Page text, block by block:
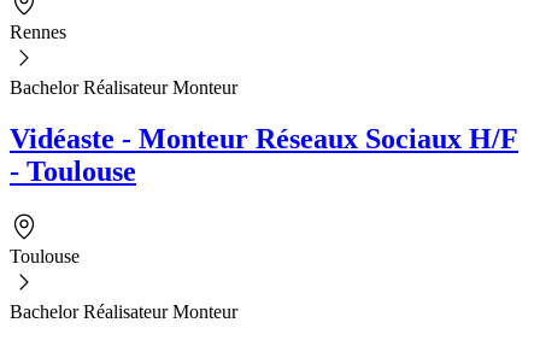
Rennes
Bachelor Réalisateur Monteur
Vidéaste - Monteur Réseaux Sociaux H/F
- Toulouse
Toulouse
Bachelor Réalisateur Monteur